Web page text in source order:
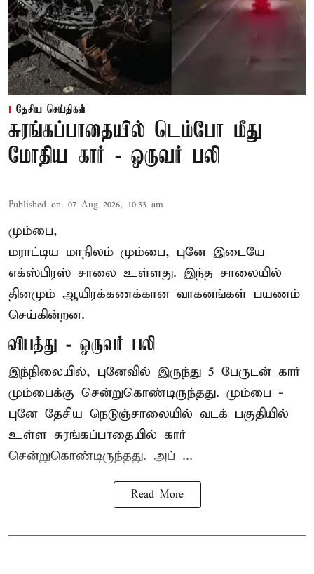
தேசிய செய்திகள்
சுரங்கப்பாதையில் டெம்போ மீது
மோதிய கார் - ஒருவர் பலி
Published on: 07 Aug 2026, 10:33 am
மும்பை,
மராட்டிய மாநிலம் மும்பை, புனே இடையே
எக்ஸ்பிரஸ் சாலை உள்ளது. இந்த சாலையில்
தினமும் ஆயிரக்கணக்கான வாகனங்கள் பயணம்
செய்கின்றன.
விபத்து - ஒருவர் பலி
இந்நிலையில், புனேவில் இருந்து 5 பேருடன் கார்
மும்பைக்கு சென்றுகொண்டிருந்தது. மும்பை -
புனே தேசிய நெடுஞ்சாலையில் வடக் பகுதியில்
உள்ள சுரங்கப்பாதையில் கார்
சென்றுகொண்டிருந்தது. அப் ...
Read More